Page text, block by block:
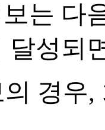
는 다
달성되
경우,